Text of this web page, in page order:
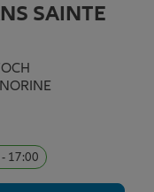
SAINTE
17:00